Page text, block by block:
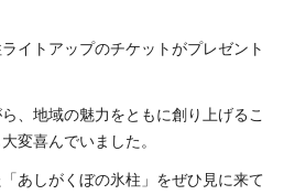
イトアップのチケットがプレゼント
、地域の魅力をともに創り上げるこ
変喜んでいました。
あしがくぼの氷柱」をぜひ見に来て